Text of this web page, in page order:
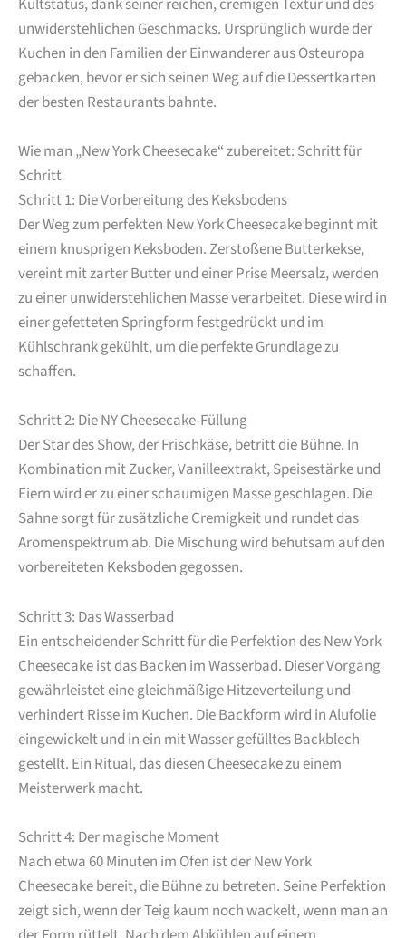
Kultstatus, dank seiner reichen, cremigen Textur und des
unwiderstehlichen Geschmacks. Ursprünglich wurde der
Kuchen in den Familien der Einwanderer aus Osteuropa
gebacken, bevor er sich seinen Weg auf die Dessertkarten
der besten Restaurants bahnte.
Wie man „New York Cheesecake“ zubereitet: Schritt für
Schritt
Schritt 1: Die Vorbereitung des Keksbodens
Der Weg zum perfekten New York Cheesecake beginnt mit
einem knusprigen Keksboden. Zerstoßene Butterkekse,
vereint mit zarter Butter und einer Prise Meersalz, werden
zu einer unwiderstehlichen Masse verarbeitet. Diese wird in
einer gefetteten Springform festgedrückt und im
Kühlschrank gekühlt, um die perfekte Grundlage zu
schaffen.
Schritt 2: Die NY Cheesecake-Füllung
Der Star des Show, der Frischkäse, betritt die Bühne. In
Kombination mit Zucker, Vanilleextrakt, Speisestärke und
Eiern wird er zu einer schaumigen Masse geschlagen. Die
Sahne sorgt für zusätzliche Cremigkeit und rundet das
Aromenspektrum ab. Die Mischung wird behutsam auf den
vorbereiteten Keksboden gegossen.
Schritt 3: Das Wasserbad
Ein entscheidender Schritt für die Perfektion des New York
Cheesecake ist das Backen im Wasserbad. Dieser Vorgang
gewährleistet eine gleichmäßige Hitzeverteilung und
verhindert Risse im Kuchen. Die Backform wird in Alufolie
eingewickelt und in ein mit Wasser gefülltes Backblech
gestellt. Ein Ritual, das diesen Cheesecake zu einem
Meisterwerk macht.
Schritt 4: Der magische Moment
Nach etwa 60 Minuten im Ofen ist der New York
Cheesecake bereit, die Bühne zu betreten. Seine Perfektion
zeigt sich, wenn der Teig kaum noch wackelt, wenn man an